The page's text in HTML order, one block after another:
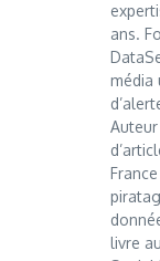
ans.
média
livre